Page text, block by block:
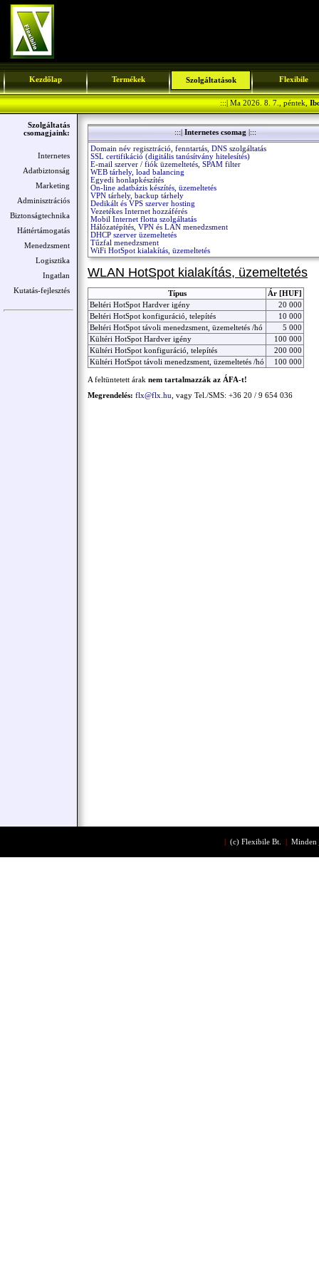
Kezdőlap Termékek Szolgáltatások Flexibile
:::| Ma 2026. 8. 7., péntek,
Szolgáltatás
csomagjaink:
Internetes
Adatbiztonság
Marketing
Adminisztrációs
Biztonságtechnika
Háttértámogatás
Menedzsment
Logisztika
Ingatlan
Kutatás-fejlesztés
:::| Internetes csomag |:::
Domain név regisztráció, fenntartás, DNS szolgáltatás
SSL certifikáció (digitális tanúsítvány hitelesítés)
E-mail szerver / fiók üzemeltetés, SPAM filter
WEB tárhely, load balancing
Egyedi honlapkészítés
On-line adatbázis készítés, üzemeltetés
VPN tárhely, backup tárhely
Dedikált és VPS szerver hosting
Vezetékes Internet hozzáférés
Mobil Internet flotta szolgáltatás
Hálózatépítés, VPN és LAN menedzsment
DHCP szerver üzemeltetés
Tűzfal menedzsment
WiFi HotSpot kialakítás, üzemeltetés
WLAN HotSpot kialakítás, üzemeltetés
Típus
Ár [HUF]
Beltéri HotSpot Hardver igény
20 000
Beltéri HotSpot konfiguráció, telepítés
10 000
Beltéri HotSpot távoli menedzsment, üzemeltetés /hó
5 000
Kültéri HotSpot Hardver igény
100 000
Kültéri HotSpot konfiguráció, telepítés
200 000
Kültéri HotSpot távoli menedzsment, üzemeltetés /hó
100 000
A feltüntetett árak nem tartalmazzák az ÁFA-t!
Megrendelés: flx@flx.hu , vagy Tel./SMS: +36 20 / 9 654 036
(c) Flexibile Bt. Minden